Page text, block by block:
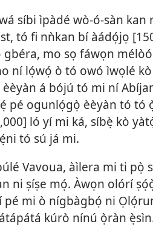
síbi ìpàdé wò-ó-sàn kan
tó fi nǹkan bí àádọ́jọ
gbéra, mo sọ fáwọn
ní lọ́wọ́ ò tó owó ìwọlé
á bójú tó mi ní
pé ogunlọ́gọ̀ èèyàn tó tó
ló yí mi ká, síbẹ̀ kò
tó sú já mi.
Vavoua, àìlera mi ti pọ̀
ni ṣíṣe mọ́. Àwọn olórí
mi ò nígbàgbọ́ ni
kúrò nínú ọ̀ràn